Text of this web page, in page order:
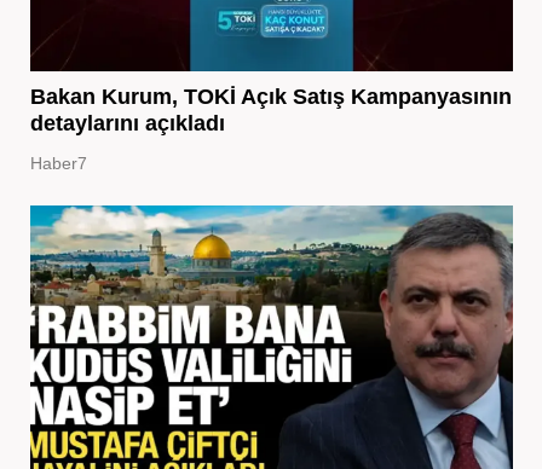
Bakan Kurum, TOKİ Açık Satış Kampanyasının
detaylarını açıkladı
Haber7